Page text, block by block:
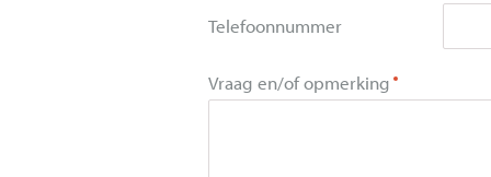
Telefoonnummer
Vraag en/of opmerking